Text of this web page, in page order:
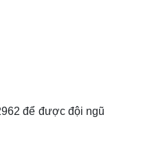
để được đội ngũ